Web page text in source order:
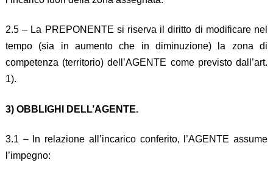
2.5 – La PREPONENTE si riserva il diritto di modificare nel
tempo (sia in aumento che in diminuzione) la zona di
competenza (territorio) dell’AGENTE come previsto dall’art.
1).
3) OBBLIGHI DELL’AGENTE.
3.1 – In relazione all’incarico conferito, l’AGENTE assume
l’impegno: